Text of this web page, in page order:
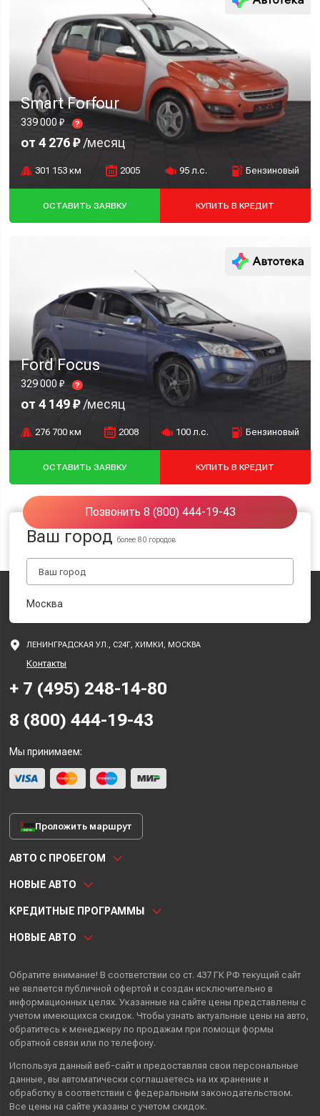
Smart Forfour
339 000 ₽ ?
от 4 276 ₽/месяц
301 153 км 2005 95 л.с. Бензиновый
ОСТАВИТЬ ЗАЯВКУ КУПИТЬ В КРЕДИТ
Ford Focus
329 000 ₽ ?
от 4 149 ₽/месяц
276 700 км 2008 100 л.с. Бензиновый
ОСТАВИТЬ ЗАЯВКУ КУПИТЬ В КРЕДИТ
Позвонить 8 (800) 444-19-43
Ваш городболее 80 городов
Москва
ЛЕНИНГРАДСКАЯ УЛ., С24Г, ХИМКИ, МОСКВА
Контакты
+ 7 (495) 248-14-80
8 (800) 444-19-43
Мы принимаем:
Проложить маршрут
АВТО С ПРОБЕГОМ
НОВЫЕ АВТО
КРЕДИТНЫЕ ПРОГРАММЫ
НОВЫЕ АВТО
Обратите внимание! В соответствии со ст. 437 ГК РФ текущий сайт
не является публичной офертой и создан исключительно в
информационных целях. Указанные на сайте цены представлены с
учетом имеющихся скидок. Чтобы узнать актуальные цены на авто,
обратитесь к менеджеру по продажам при помощи формы
обратной связи или по телефону.
Используя данный веб-сайт и предоставляя свои персональные
данные , вы автоматически соглашаетесь на их хранение и
обработку в соответствии с федеральным законодательством.
Все цены на сайте указаны с учетом скидок.